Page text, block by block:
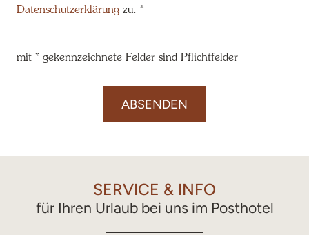
Datenschutzerklärung zu. *
mit * gekennzeichnete Felder sind Pflichtfelder
ABSENDEN
SERVICE & INFO
für Ihren Urlaub bei uns im Posthotel